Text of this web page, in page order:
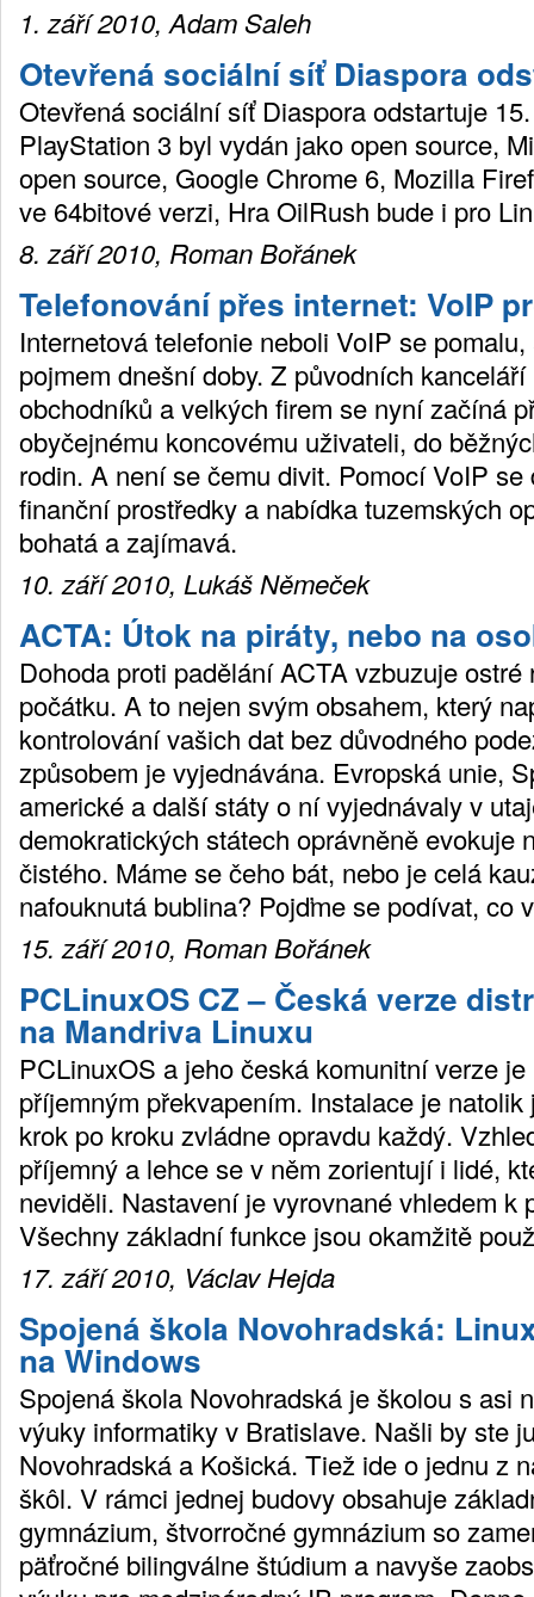
1. září 2010, Adam Saleh
Otevřená sociální síť Diaspora
Otevřená sociální síť Diaspora odstartuje
PlayStation 3 byl vydán jako open source,
open source, Google Chrome 6, Mozilla
ve 64bitové verzi, Hra OilRush bude i pro
8. září 2010, Roman Bořánek
Telefonování přes internet: VoIP
Internetová telefonie neboli VoIP se
pojmem dnešní doby. Z původních
obchodníků a velkých firem se nyní začíná
obyčejnému koncovému uživateli, do
rodin. A není se čemu divit. Pomocí VoIP
finanční prostředky a nabídka tuzemských
bohatá a zajímavá.
10. září 2010, Lukáš Němeček
ACTA: Útok na piráty, nebo na
Dohoda proti padělání ACTA vzbuzuje
počátku. A to nejen svým obsahem, který
kontrolování vašich dat bez důvodného
způsobem je vyjednávána. Evropská unie,
americké a další státy o ní vyjednávaly v
demokratických státech oprávněně evokuje
čistého. Máme se čeho bát, nebo je celá
nafouknutá bublina? Pojďme se podívat, co
15. září 2010, Roman Bořánek
PCLinuxOS CZ – Česká verze
na Mandriva Linuxu
PCLinuxOS a jeho česká komunitní verze
příjemným překvapením. Instalace je
krok po kroku zvládne opravdu každý.
příjemný a lehce se v něm zorientují i lidé,
neviděli. Nastavení je vyrovnané vhledem k
Všechny základní funkce jsou okamžitě
17. září 2010, Václav Hejda
Spojená škola Novohradská:
na Windows
Spojená škola Novohradská je školou s asi
výuky informatiky v Bratislave. Našli by ste
Novohradská a Košická. Tiež ide o jednu z
škôl. V rámci jednej budovy obsahuje
gymnázium, štvorročné gymnázium so
päťročné bilingválne štúdium a navyše